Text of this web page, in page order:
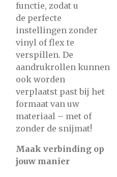
functie, zodat u
de perfecte
instellingen zonder
vinyl of flex te
verspillen. De
aandrukrollen kunnen
ook worden
verplaatst past bij het
formaat van uw
materiaal – met of
zonder de snijmat!
Maak verbinding op
jouw manier